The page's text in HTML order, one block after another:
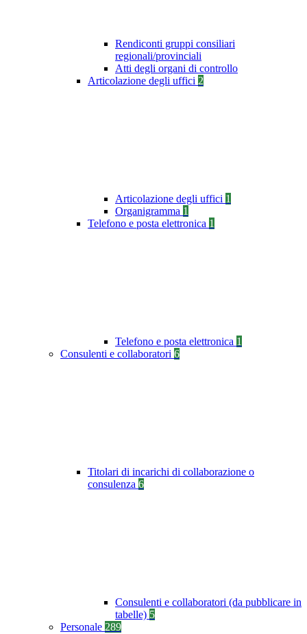
Rendiconti gruppi consiliari
regionali/provinciali
Atti degli organi di controllo
Articolazione degli uffici 2
Articolazione degli uffici 1
Organigramma 1
Telefono e posta elettronica 1
Telefono e posta elettronica 1
Consulenti e collaboratori 6
Titolari di incarichi di collaborazione o
consulenza 6
Consulenti e collaboratori (da pubblicare in
tabelle) 5
Personale 289